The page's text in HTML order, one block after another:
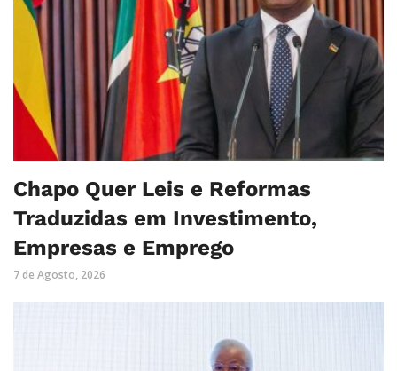
Chapo Quer Leis e Reformas
Traduzidas em Investimento,
Empresas e Emprego
7 de Agosto, 2026